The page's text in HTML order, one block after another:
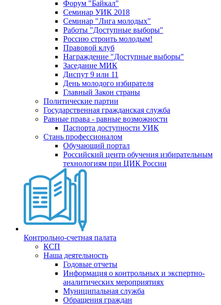
Форум "Байкал"
Семинар УИК 2018
Семинар "Лига молодых"
Работы "Доступные выборы"
Россию строить молодым!
Правовой клуб
Награждение "Доступные выборы"
Заседание МИК
Диспут 9 или 11
День молодого избирателя
Главный Закон страны
Политические партии
Государственная гражданская служба
Равные права - равные возможности
Паспорта доступности УИК
Стань профессионалом
Обучающий портал
Российский центр обучения избирательным
технологиям при ЦИК России
Контрольно-счетная палата
КСП
Наша деятельность
Годовые отчеты
Информация о контрольных и экспертно-
аналитических мероприятиях
Муниципальная служба
Обращения граждан